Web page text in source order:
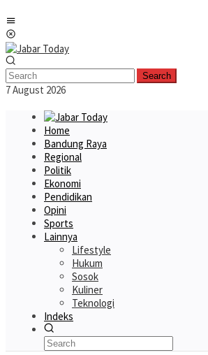
to
content
Search
7 August 2026
Home
Bandung Raya
Regional
Politik
Ekonomi
Pendidikan
Opini
Sports
Lainnya
Lifestyle
Hukum
Sosok
Kuliner
Teknologi
Indeks